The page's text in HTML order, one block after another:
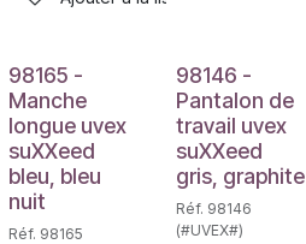
98165 -
Manche
longue uvex
suXXeed
bleu, bleu
nuit
Réf. 98165
98146 -
Pantalon de
travail uvex
suXXeed
gris, graphite
Réf. 98146
(#UVEX#)